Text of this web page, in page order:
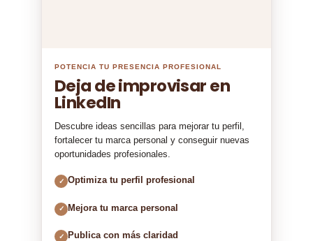
POTENCIA TU PRESENCIA PROFESIONAL
Deja de improvisar en
LinkedIn
Descubre ideas sencillas para mejorar tu perfil,
fortalecer tu marca personal y conseguir nuevas
oportunidades profesionales.
✓ Optimiza tu perfil profesional
✓ Mejora tu marca personal
✓ Publica con más claridad